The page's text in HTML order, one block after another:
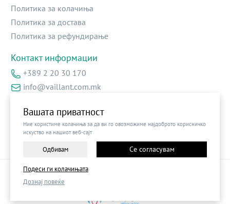
Вашата приватност
Ние користиме колачиња за да ви го овозможиме најдоброто корисничко
искуство на нашиот веб-сајт
Одбивам Се согласувам
Подеси ги колачињата
Дознај повеќе
Политика за колачиња
Политика за достава
Политика за рефундирање
Контакт информации
+389 2 20 30 170
info@vaillant.com.mk
©2026
Поставки за колачиња